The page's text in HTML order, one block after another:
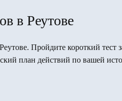
в Реутове
Пройдите короткий тест
план действий по вашей